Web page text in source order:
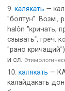
калякать —
"болтун". Возм.,
halôn "кричать,
сзывать", греч.
"рано
и сл.
калякать —
калайдакать